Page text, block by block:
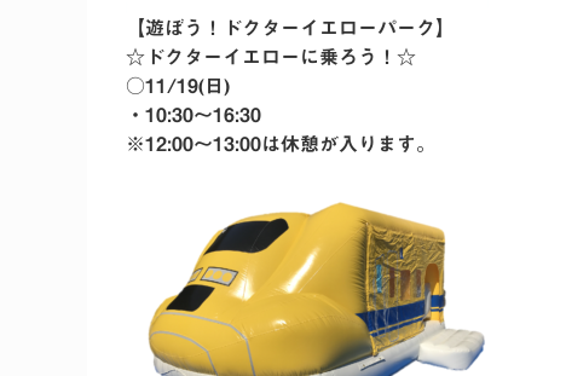
【遊ぼう！ドクターイエローパーク】
☆ドクターイエローに乗ろう！☆
○11/19(日)
・10:30〜16:30
※12:00〜13:00は休憩が入ります。